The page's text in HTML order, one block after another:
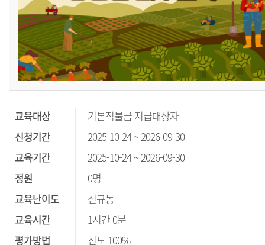
교육대상
기본직불금 지급대상자
신청기간
2025-10-24 ~ 2026-09-30
교육기간
2025-10-24 ~ 2026-09-30
정원
0명
교육난이도
신규농
교육시간
1시간 0분
평가방법
진도 100%